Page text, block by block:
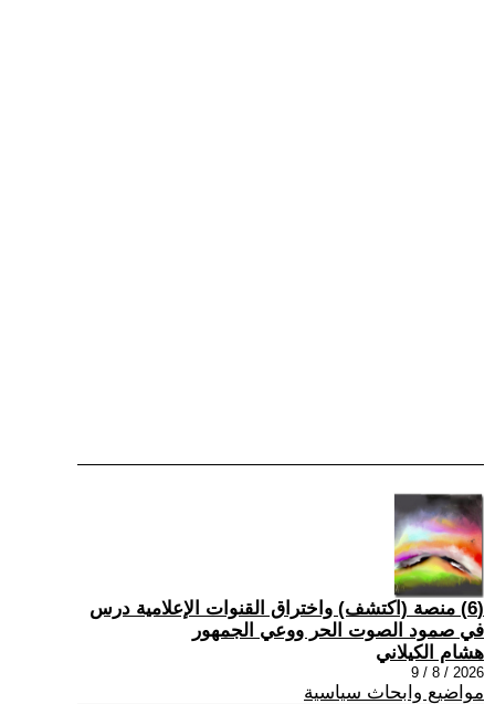
(6) منصة (اكتشف) واختراق القنوات الإعلامية درس
في صمود الصوت الحر ووعي الجمهور
هشام الكيلاني
2026 / 8 / 9
مواضيع وابحاث سياسية